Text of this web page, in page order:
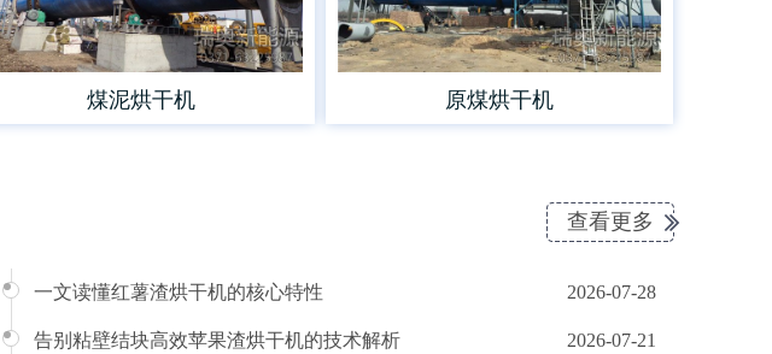
煤泥烘干机 原煤烘干机
查看更多
一文读懂红薯渣烘干机的核心特性 2026-07-28
告别粘壁结块高效苹果渣烘干机的技术解析 2026-07-21